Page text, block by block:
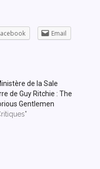
Email
de la Sale
de Guy Ritchie : The
Gentlemen